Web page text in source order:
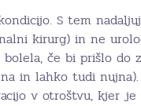
S tem
kirurg) in ne
bolela, če bi prišlo
in lahko tudi
v otroštvu, kjer je